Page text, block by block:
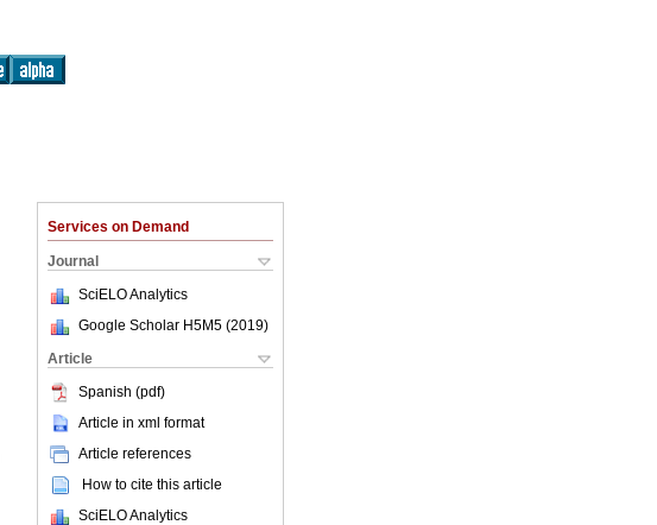
Services on Demand
Journal
SciELO Analytics
Google Scholar H5M5 (2019)
Article
Spanish (pdf)
Article in xml format
Article references
How to cite this article
SciELO Analytics